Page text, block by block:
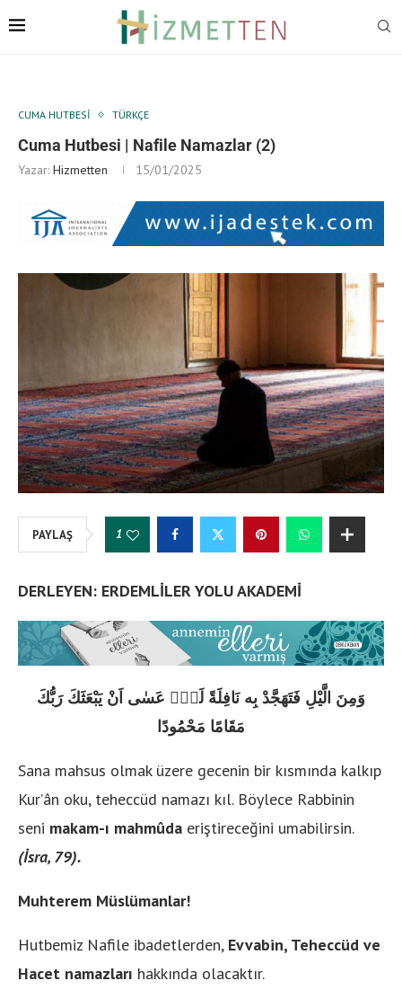
CUMA HUTBESI TÜRKÇE
Cuma Hutbesi | Nafile Namazlar (2)
Yazar: Hizmetten 15/01/2025
PAYLAŞ 1
DERLEYEN: ERDEMLİLER YOLU AKADEMİ
وَمِنَ الَّيْلِ فَتَهَجَّدْ بِه نَافِلَةً لَكَ عَسٰى اَنْ يَبْعَثَكَ رَبُّكَ
مَقَامًا مَحْمُودًا
Sana mahsus olmak üzere gecenin bir kısmında kalkıp
Kur’ân oku, teheccüd namazı kıl. Böylece Rabbinin
seni makam-ı mahmûda eriştireceğini umabilirsin.
(İsra, 79).
Muhterem Müslümanlar!
Hutbemiz Nafile ibadetlerden, Evvabin, Teheccüd ve
Hacet namazları hakkında olacaktır.